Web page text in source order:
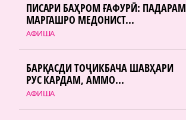
АФИША
ПИСАРИ БАҲРОМ ҒАФУРӢ: ПАДАРАМ
МАРГАШРО МЕДОНИСТ...
АФИША
БАРҚАСДИ ТОҶИКБАЧА ШАВҲАРИ
РУС КАРДАМ, АММО...